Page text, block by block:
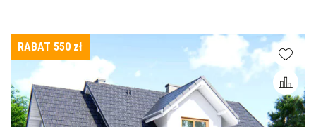
RABAT 550 zł